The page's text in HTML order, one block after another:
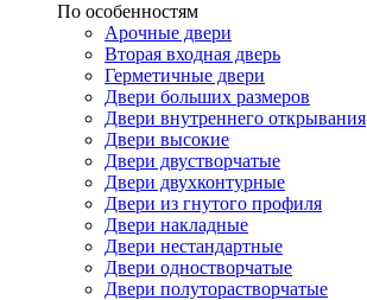
По особенностям
Арочные двери
Вторая входная дверь
Герметичные двери
Двери больших размеров
Двери внутреннего открывания
Двери высокие
Двери двустворчатые
Двери двухконтурные
Двери из гнутого профиля
Двери накладные
Двери нестандартные
Двери одностворчатые
Двери полуторастворчатые